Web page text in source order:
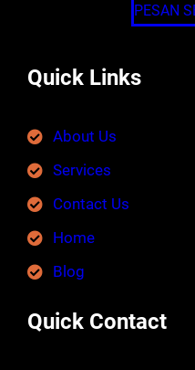
PESAN
Quick Links
About Us
Services
Contact Us
Home
Blog
Quick Contact